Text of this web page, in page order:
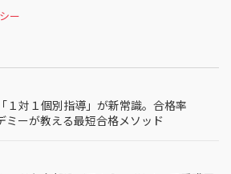
ー
１対１個別指導」が新常識。合格率
ミーが教える最短合格メソッド